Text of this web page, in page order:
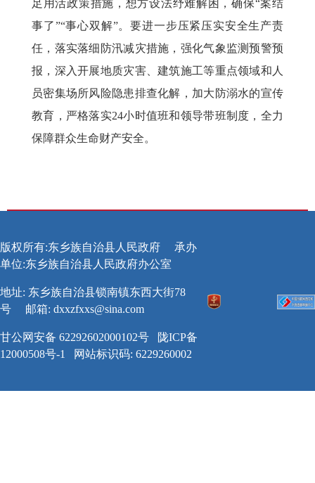
足用活政策措施，想方设法纾难解困，确保“案结
事了”“事心双解”。要进一步压紧压实安全生产责
任，落实落细防汛减灾措施，强化气象监测预警预
报，深入开展地质灾害、建筑施工等重点领域和人
员密集场所风险隐患排查化解，加大防溺水的宣传
教育，严格落实24小时值班和领导带班制度，全力
保障群众生命财产安全。
版权所有:东乡族自治县人民政府
承办
单位:东乡族自治县人民政府办公室
地址: 东乡族自治县锁南镇东西大街78
号
邮箱: dxxzfxxs@sina.com
甘公网安备 62292602000102号
陇ICP备
12000508号-1
网站标识码: 6229260002